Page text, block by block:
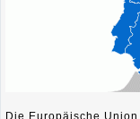
Die Europäische